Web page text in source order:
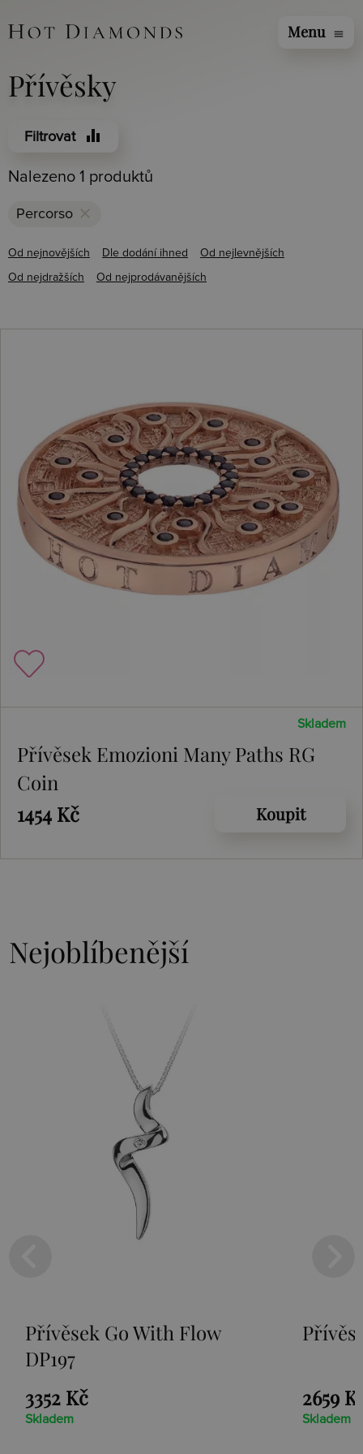
Menu menu
Přívěsky
Filtrovat equalizer
Nalezeno 1 produktů
Percorso clear
Od nejnovějších Dle dodání ihned Od nejlevnějších
Od nejdražších Od nejprodávanějších
Skladem
Přívěsek Emozioni Many Paths RG
Coin
1454 Kč
Koupit
Nejoblíbenější
Přívěsek Paradise DP230
2659 Kč
Skladem
1525
Skladem